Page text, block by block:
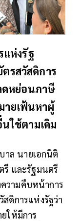
แห่งรัฐ
รสวัสดิการ
ดหย่อนภาษี
ายเฟ้นหาผู้
ใช้ตามเดิม
าล นายเอกนิติ
และรัฐมนตรี
ความคืบหน้าการ
ดิการแห่งรัฐว่า
ให้มีการ